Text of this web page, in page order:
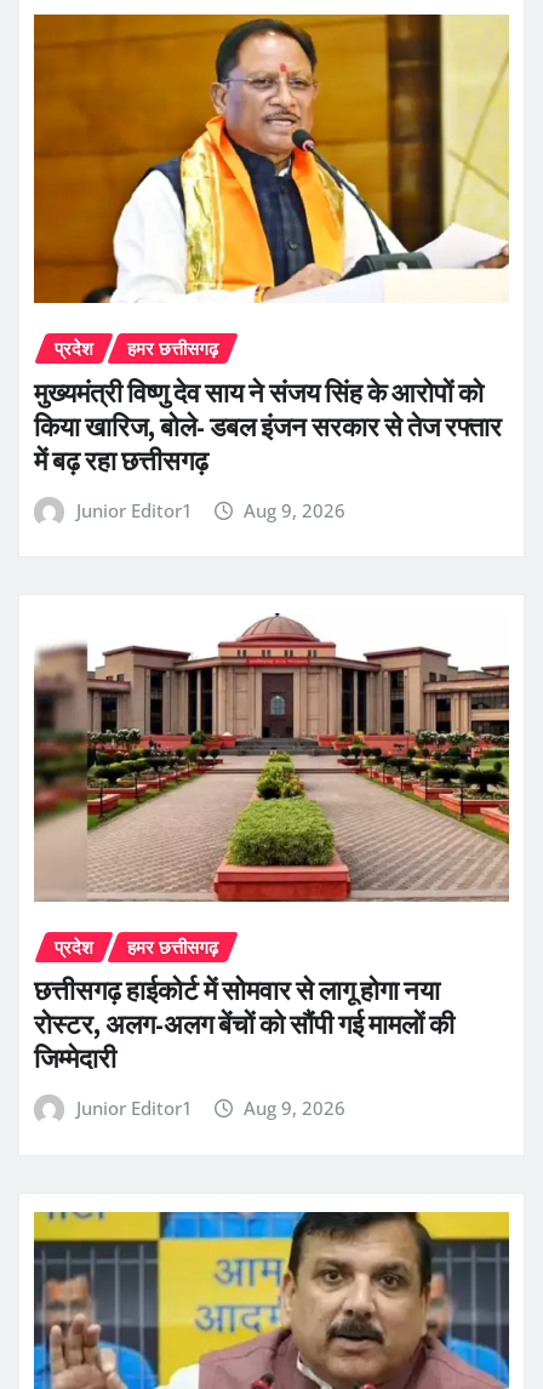
प्रदेश हमर छत्तीसगढ़
मुख्यमंत्री विष्णु देव साय ने संजय सिंह के आरोपों को
किया खारिज, बोले- डबल इंजन सरकार से तेज रफ्तार
में बढ़ रहा छत्तीसगढ़
Junior Editor1 Aug 9, 2026
प्रदेश हमर छत्तीसगढ़
छत्तीसगढ़ हाईकोर्ट में सोमवार से लागू होगा नया
रोस्टर, अलग-अलग बेंचों को सौंपी गई मामलों की
जिम्मेदारी
Junior Editor1 Aug 9, 2026